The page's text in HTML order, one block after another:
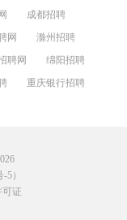
成都招聘
网
滁州招聘
聘网
绵阳招聘
重庆银行招聘
5）
可证